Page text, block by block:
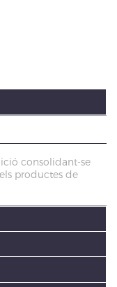
consolidant-se
productes de